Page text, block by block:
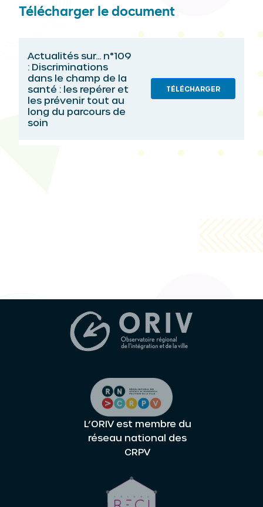
Télécharger le document
Actualités sur... n°109
: Discriminations
dans le champ de la
santé : les repérer et
les prévenir tout au
long du parcours de
soin
TÉLÉCHARGER
L’ORIV est membre du
réseau national des
CRPV